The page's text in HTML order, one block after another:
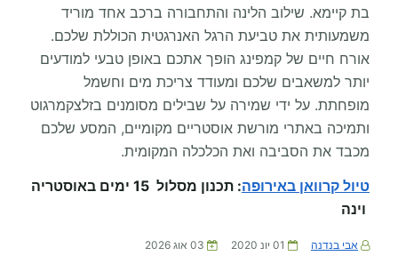
בת קיימא. שילוב הלינה והתחבורה ברכב אחד מוריד
משמעותית את טביעת הרגל האנרגטית הכוללת שלכם.
אורח חיים של קמפינג הופך אתכם באופן טבעי למודעים
יותר למשאבים שלכם ומעודד צריכת מים וחשמל
מופחתת. על ידי שמירה על שבילים מסומנים בזלצקמרגוט
ותמיכה באתרי מורשת אוסטריים מקומיים, המסע שלכם
מכבד את הסביבה ואת הכלכלה המקומית.
טיול קרוואן באירופה
: תכנון מסלול 15 ימים באוסטריה
וינה
אבי בנדנה 01 יונ 2020 03 אוג 2026